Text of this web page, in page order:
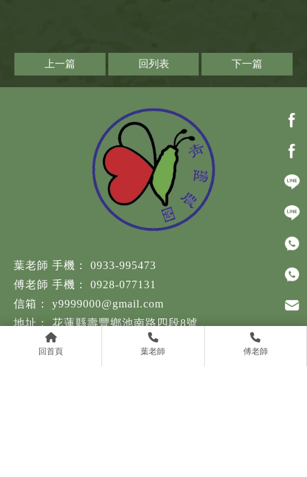
上一篇 回列表 下一篇
回首頁 葉老師 傅老師
0933-995473
0928-077131
y9999000@gmail.com
花蓮縣壽豐鄉池南路四段8號
回首頁 青陽介紹 青陽體驗